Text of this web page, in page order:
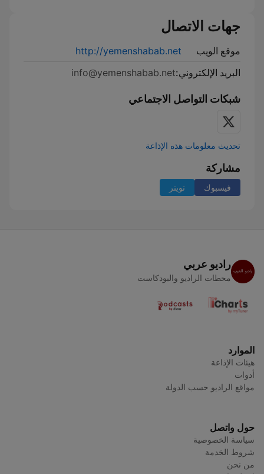
جهات الاتصال
موقع الويب
http://yemenshabab.net
البريد الإلكتروني:info@yemenshabab.net
شبكات التواصل الاجتماعي
تحديث معلومات هذه الإذاعة
مشاركة
فيسبوك تويتر
راديو عربي
محطات الراديو والبودكاست
الموارد
هيئات الإذاعة
أدوات
مواقع الراديو حسب الدولة
حول واتصل
سياسة الخصوصية
شروط الخدمة
من نحن